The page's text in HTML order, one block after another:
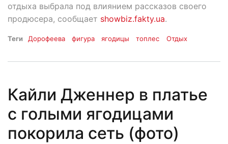
отдыха выбрала под влиянием рассказов своего
продюсера, сообщает showbiz.fakty.ua.
Теги Дорофеева фигура ягодицы топлес Отдых
Кайли Дженнер в платье
с голыми ягодицами
покорила сеть (фото)